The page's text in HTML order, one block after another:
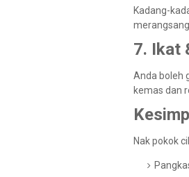
Kadang-
7. Ikat
Anda boleh
kemas dan
Nak pokok